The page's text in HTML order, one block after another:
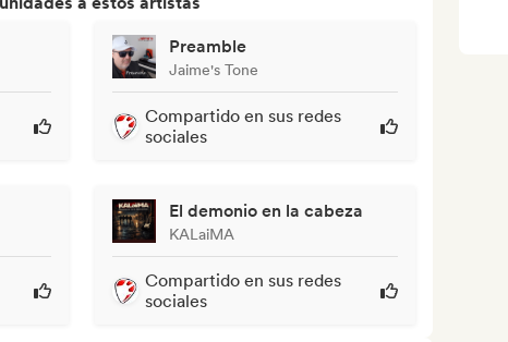
Preamble
Jaime's Tone
Compartido en sus redes
sociales
El demonio en la cabeza
KALaiMA
Compartido en sus redes
sociales